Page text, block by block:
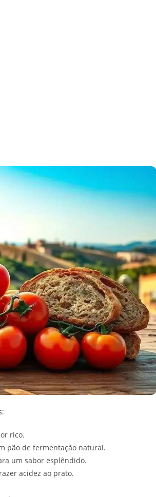
rico.
pão de fermentação natural.
um sabor esplêndido.
acidez ao prato.